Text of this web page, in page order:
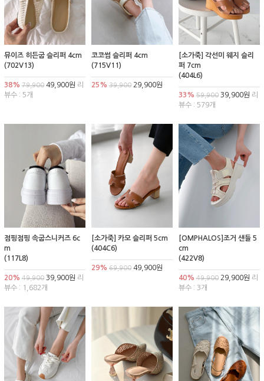
뮤이즈 히든굽 슬리퍼 4cm
(702V13)
38% 79,900 49,900원 리
뷰수 : 5개
코코썸 슬리퍼 4cm
(715V11)
25% 39,90029,900원
[소가죽] 각선미 웨지 슬리
퍼 7cm
(404L6)
33% 59,90039,900원 리
뷰수 : 579개
점핑점핑 속굽스니커즈 6c
m
(117L8)
20% 49,900 39,900원 리
뷰수 : 1,682개
[소가죽] 카모 슬리퍼 5cm
(404C6)
29% 69,90049,900원
[OMPHALOS]조거 샌들 5
cm
(422V8)
40% 49,90029,900원 리
뷰수 : 3개